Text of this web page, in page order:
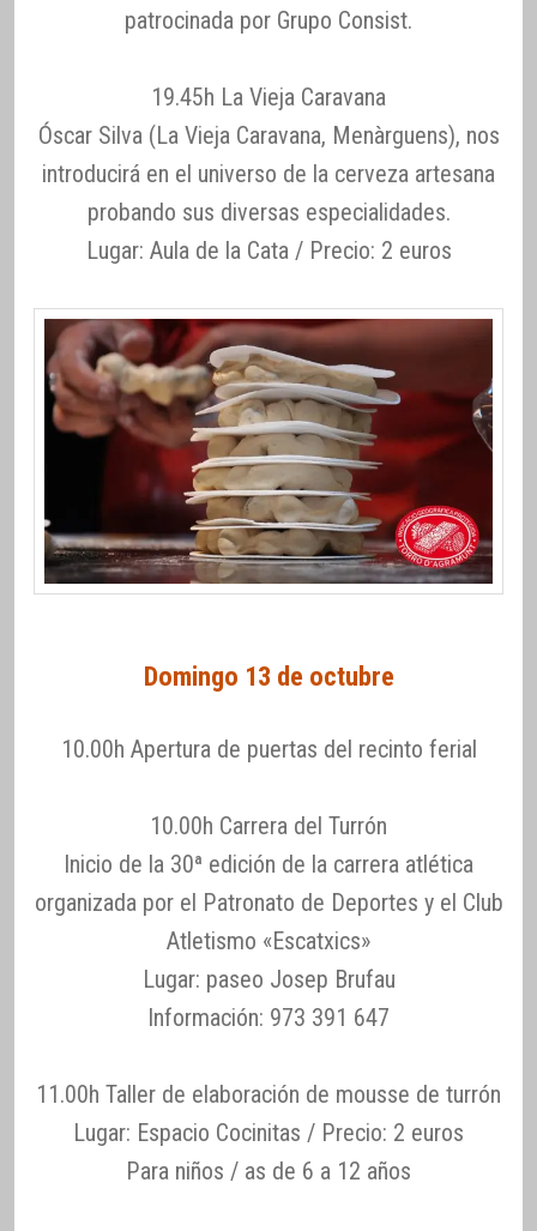
patrocinada por Grupo Consist.
19.45h La Vieja Caravana
Óscar Silva (La Vieja Caravana, Menàrguens), nos
introducirá en el universo de la cerveza artesana
probando sus diversas especialidades.
Lugar: Aula de la Cata / Precio: 2 euros
Domingo 13 de octubre
10.00h Apertura de puertas del recinto ferial
10.00h Carrera del Turrón
Inicio de la 30ª edición de la carrera atlética
organizada por el Patronato de Deportes y el Club
Atletismo «Escatxics»
Lugar: paseo Josep Brufau
Información: 973 391 647
11.00h Taller de elaboración de mousse de turrón
Lugar: Espacio Cocinitas / Precio: 2 euros
Para niños / as de 6 a 12 años